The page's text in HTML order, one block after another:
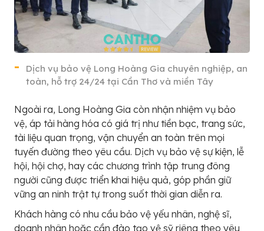
Dịch vụ bảo vệ Long Hoàng Gia chuyên nghiệp, an
toàn, hỗ trợ 24/24 tại Cần Thơ và miền Tây
Ngoài ra, Long Hoàng Gia còn nhận nhiệm vụ bảo
vệ, áp tải hàng hóa có giá trị như tiền bạc, trang sức,
tài liệu quan trọng, vận chuyển an toàn trên mọi
tuyến đường theo yêu cầu. Dịch vụ bảo vệ sự kiện, lễ
hội, hội chợ, hay các chương trình tập trung đông
người cũng được triển khai hiệu quả, góp phần giữ
vững an ninh trật tự trong suốt thời gian diễn ra.
Khách hàng có nhu cầu bảo vệ yếu nhân, nghệ sĩ,
doanh nhân hoặc cần đào tạo vệ sỹ riêng theo yêu